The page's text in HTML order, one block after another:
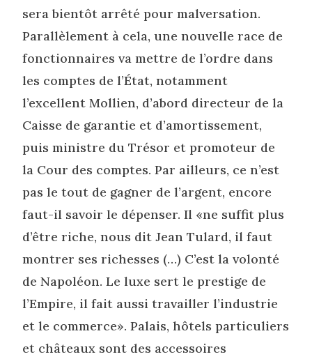
sera bientôt arrêté pour malversation.
Parallèlement à cela, une nouvelle race de
fonctionnaires va mettre de l’ordre dans
les comptes de l’État, notamment
l’excellent Mollien, d’abord directeur de la
Caisse de garantie et d’amortissement,
puis ministre du Trésor et promoteur de
la Cour des comptes. Par ailleurs, ce n’est
pas le tout de gagner de l’argent, encore
faut-il savoir le dépenser. Il «ne suffit plus
d’être riche, nous dit Jean Tulard, il faut
montrer ses richesses (…) C’est la volonté
de Napoléon. Le luxe sert le prestige de
l’Empire, il fait aussi travailler l’industrie
et le commerce». Palais, hôtels particuliers
et châteaux sont des accessoires